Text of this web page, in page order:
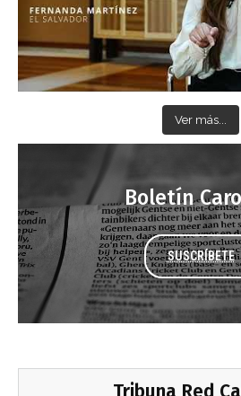
Ver más...
Boletín
SUSCRÍBETE